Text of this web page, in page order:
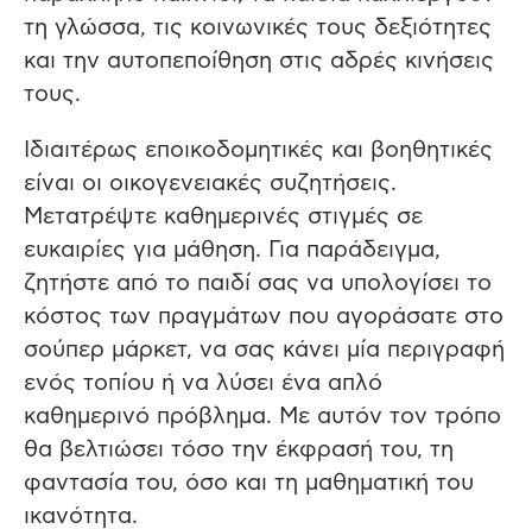
τη γλώσσα, τις κοινωνικές τους δεξιότητες
και την αυτοπεποίθηση στις αδρές κινήσεις
τους.
Ιδιαιτέρως εποικοδομητικές και βοηθητικές
είναι οι οικογενειακές συζητήσεις.
Μετατρέψτε καθημερινές στιγμές σε
ευκαιρίες για μάθηση. Για παράδειγμα,
ζητήστε από το παιδί σας να υπολογίσει το
κόστος των πραγμάτων που αγοράσατε στο
σούπερ μάρκετ, να σας κάνει μία περιγραφή
ενός τοπίου ή να λύσει ένα απλό
καθημερινό πρόβλημα. Με αυτόν τον τρόπο
θα βελτιώσει τόσο την έκφρασή του, τη
φαντασία του, όσο και τη μαθηματική του
ικανότητα.